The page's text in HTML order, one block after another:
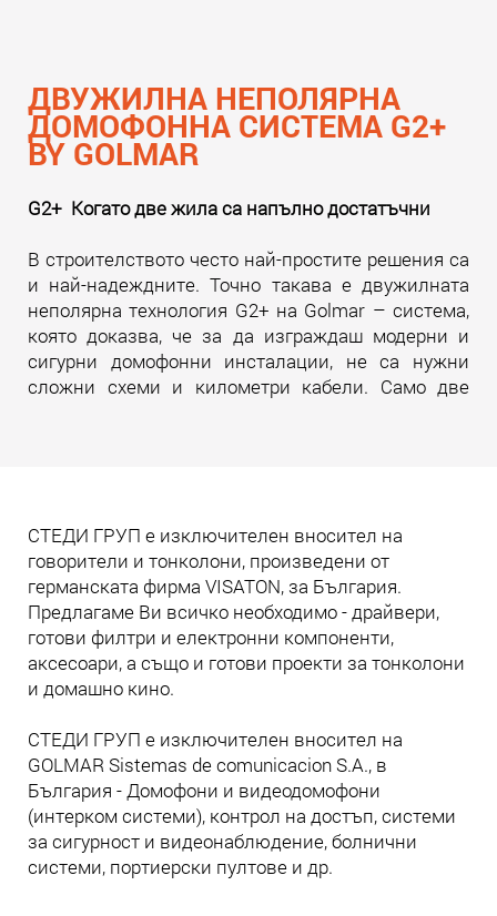
ДВУЖИЛНА НЕПОЛЯРНА
ДОМОФОННА СИСТЕМА G2+
BY GOLMAR
G2+ Когато две жила са напълно достатъчни
В строителството често най-простите решения са
и най-надеждните. Точно такава е двужилната
неполярна технология G2+ на Golmar – система,
която доказва, че за да изграждаш модерни и
сигурни домофонни инсталации, не са нужни
сложни схеми и километри кабели. Само две
СТЕДИ ГРУП е изключителен вносител на
говорители и тонколони, произведени от
германската фирма VISATON, за България.
Предлагаме Ви всичко необходимо - драйвери,
готови филтри и електронни компоненти,
аксесоари, а също и готови проекти за тонколони
и домашно кино.
СТЕДИ ГРУП е изключителен вносител на
GOLMAR Sistemas de comunicacion S.A., в
България - Домофони и видеодомофони
(интерком системи), контрол на достъп, системи
за сигурност и видеонаблюдение, болнични
системи, портиерски пултове и др.